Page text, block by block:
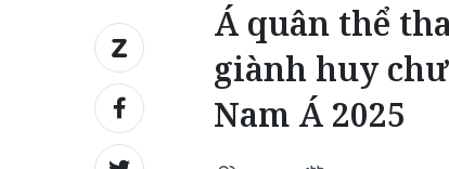
Á quân thể
giành huy
Nam Á 2025